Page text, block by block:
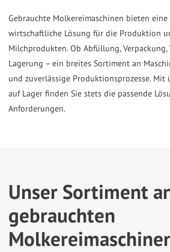
the
selected
search
result.
Touch
device
and
swipe
Gebrauchte Molkereimaschinen bieten
wirtschaftliche Lösung für die Produktion
Milchprodukten. Ob Abfüllung,
Lagerung – ein breites Sortiment an
und zuverlässige Produktionsprozesse. Mit
auf Lager finden Sie stets die passende
Anforderungen.
Unser Sortiment
gebrauchten